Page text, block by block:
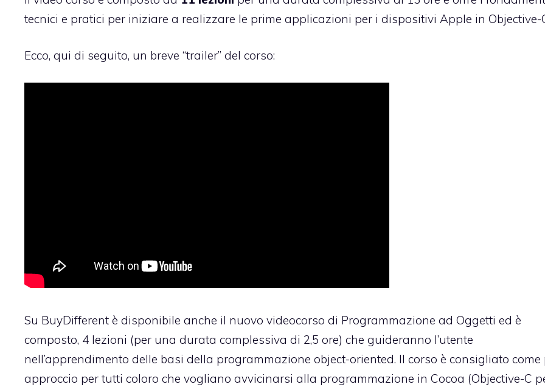
tecnici e pratici per iniziare a realizzare le prime applicazioni per i dispositivi Apple in Objective-
Ecco, qui di seguito, un breve “trailer” del corso:
Su BuyDifferent è disponibile anche il nuovo videocorso di Programmazione ad Oggetti ed è
composto, 4 lezioni (per una durata complessiva di 2,5 ore) che guideranno l’utente
nell’apprendimento delle basi della programmazione object-oriented. Il corso è consigliato come
approccio per tutti coloro che vogliano avvicinarsi alla programmazione in Cocoa (Objective-C